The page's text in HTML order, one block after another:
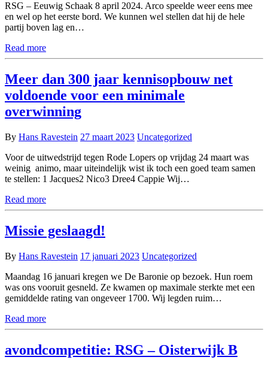
RSG – Eeuwig Schaak 8 april 2024. Arco speelde weer eens mee
en wel op het eerste bord. We kunnen wel stellen dat hij de hele
partij boven lag en…
Read more
Meer dan 300 jaar kennisopbouw net
voldoende voor een minimale
overwinning
By Hans Ravestein 27 maart 2023 Uncategorized
Voor de uitwedstrijd tegen Rode Lopers op vrijdag 24 maart was
weinig animo, maar uiteindelijk wist ik toch een goed team samen
te stellen: 1 Jacques2 Nico3 Dree4 Cappie Wij…
Read more
Missie geslaagd!
By Hans Ravestein 17 januari 2023 Uncategorized
Maandag 16 januari kregen we De Baronie op bezoek. Hun roem
was ons vooruit gesneld. Ze kwamen op maximale sterkte met een
gemiddelde rating van ongeveer 1700. Wij legden ruim…
Read more
avondcompetitie: RSG – Oisterwijk B